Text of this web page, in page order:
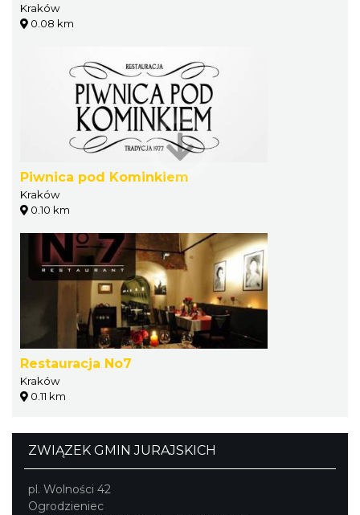
Kraków
0.08 km
Piwnica pod Kominkiem
Kraków
0.10 km
Restauracja No7
Kraków
0.11 km
ZWIĄZEK GMIN JURAJSKICH
pl. Wolności 42
Ogrodzieniec